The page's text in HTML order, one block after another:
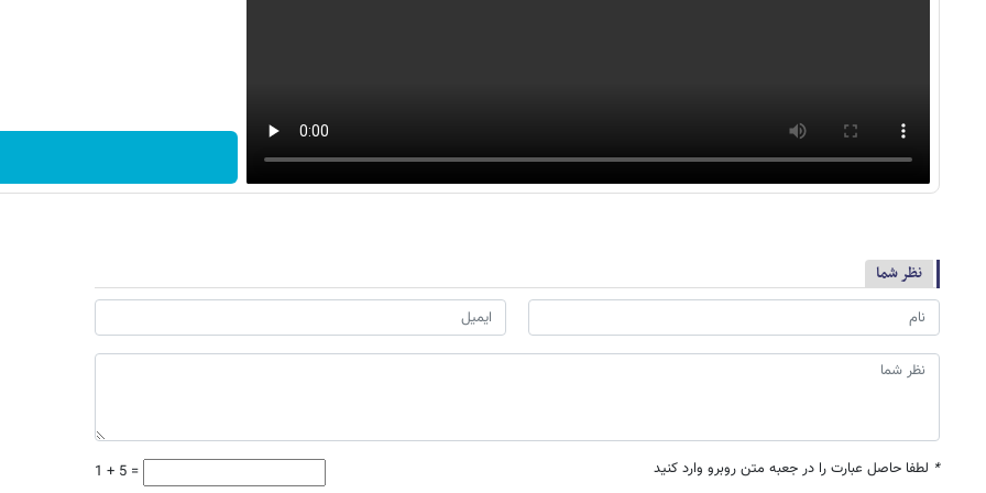
نظر شما
* لطفا حاصل عبارت را در جعبه متن روبرو وارد کنید 1 + 5 =